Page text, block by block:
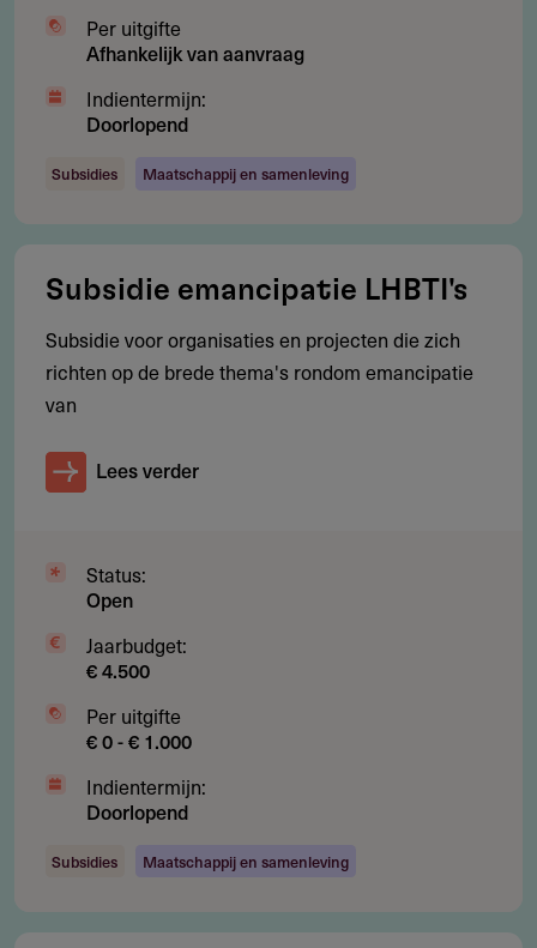
Deel je kennis/ervaring over deze regeling of
verstrekker met de Fondswervingonline community.
Stichting Menno Mulder Fonds
Nieuwe Herengracht 49
1011 RNAmsterdam
Nederland
RSIN number: 805259326.
http://www.mennomulderfonds.nl/
Per uitgifte
Afhankelijk van aanvraag
Indientermijn:
Doorlopend
Subsidies Maatschappij en samenleving
Subsidie emancipatie LHBTI's
Subsidie voor organisaties en projecten die zich
richten op de brede thema's rondom emancipatie
van
Lees verder
Status:
Open
Jaarbudget:
€ 4.500
Per uitgifte
€ 0 - € 1.000
Indientermijn:
Doorlopend
Subsidies Maatschappij en samenleving